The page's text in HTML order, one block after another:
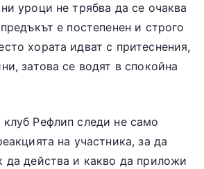
уроци не трябва да се очаква
е постепенен и строго
хората идват с притеснения,
затова се водят в спокойна
клуб Рефлип следи не само
на участника, за да
да действа и какво да приложи